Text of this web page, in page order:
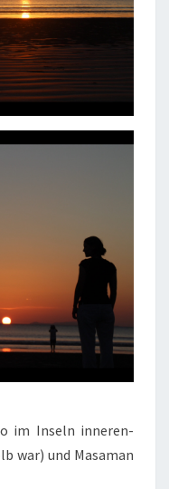
im Inseln inneren-
war) und Masaman